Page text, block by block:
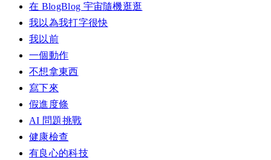
在 BlogBlog 宇宙隨機逛逛
我以為我打字很快
我以前
一個動作
不想拿東西
寫下來
假進度條
AI 問題挑戰
健康檢查
有良心的科技